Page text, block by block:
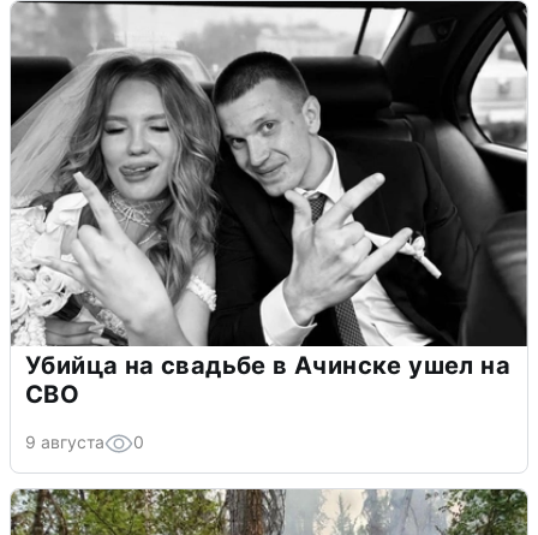
Убийца на свадьбе в Ачинске ушел на
СВО
9 августа 0